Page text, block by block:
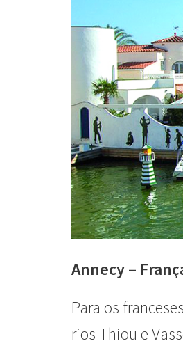
Annecy –
Para os
rios Thiou e